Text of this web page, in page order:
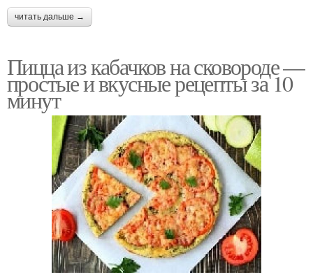
читать дальше →
Пицца из кабачков на сковороде —
простые и вкусные рецепты за 10
минут